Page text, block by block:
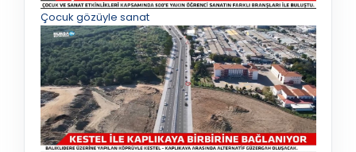
Çocuk gözüyle sanat